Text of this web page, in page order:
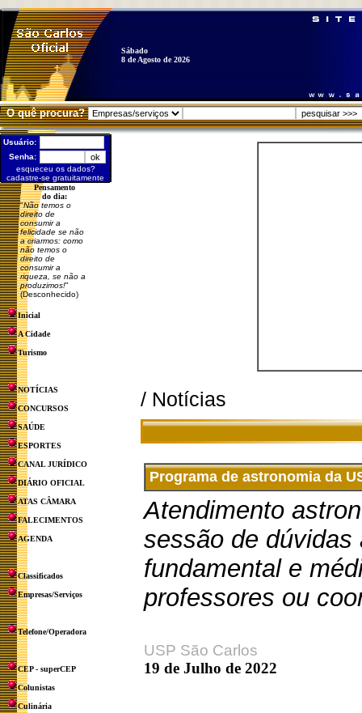
Sábado
8 de Agosto de 2026
O quê procura?
Usuário:
Senha:
esqueceu os dados?
cadastre-se gratuitamente
Pensamento
do dia:
"Não temos o
direito de
consumir a
felicidade se não
a criarmos: como
não temos o
direito de
consumir a
riqueza, se não a
produzimos!"
(Desconhecido)
Inicial
A Cidade
Turismo
NOTÍCIAS
CONCURSOS
SAÚDE
ESPORTES
CANAL JURÍDICO
DIÁRIO OFICIAL
ATAS CÂMARA
FALECIMENTOS
AGENDA
Classificados
Empresas/Serviços
Telefone/Operadora
CEP - superCEP
Colunistas
Culinária
/ Notícias
Programa de astronomia da
Atendimento
sessão de
fundamental e
professores ou
USP São Carlos
19 de Julho de 2022